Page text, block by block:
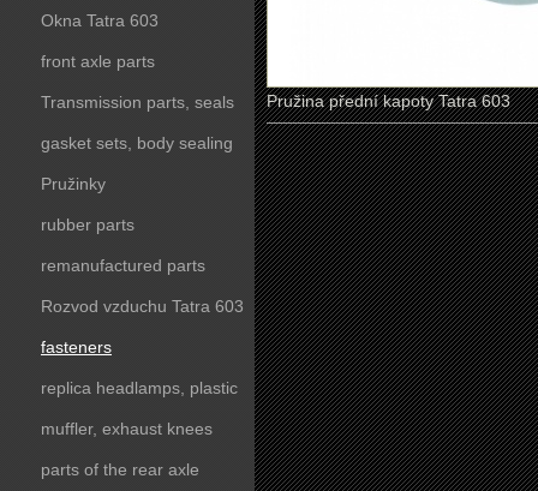
Okna Tatra 603
front axle parts
Transmission parts, seals
gasket sets, body sealing
Pružinky
rubber parts
remanufactured parts
Rozvod vzduchu Tatra 603
fasteners
replica headlamps, plastic
parts
muffler, exhaust knees
parts of the rear axle
Pružina přední kapoty Tatra 603